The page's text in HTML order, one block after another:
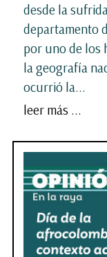
desde la
departamento
por uno de los
la geografía
ocurrió la...
leer más ...